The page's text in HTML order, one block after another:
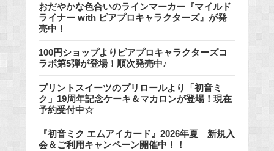
おだやかな色合いのラインマーカー『マイルド
ライナー with ピアプロキャラクターズ』が発
売中！
100円ショップよりピアプロキャラクターズコ
ラボ第5弾が登場！順次発売中♪
プリントスイーツのプリロールより「初音ミ
ク」19周年記念ケーキ＆マカロンが登場！現在
予約受付中☆
『初音ミク エムアイカード』2026年夏 新規入
会＆ご利用キャンペーン開催中！！